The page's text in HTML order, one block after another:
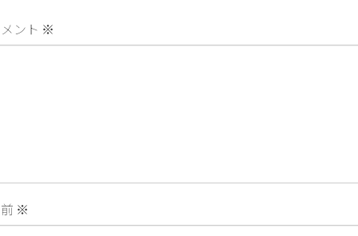
ント ※
※